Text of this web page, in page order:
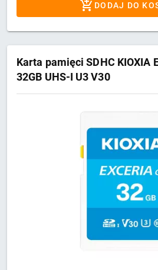
DODAJ DO
Karta pamięci SDHC KIOXIA
32GB UHS-I U3 V30